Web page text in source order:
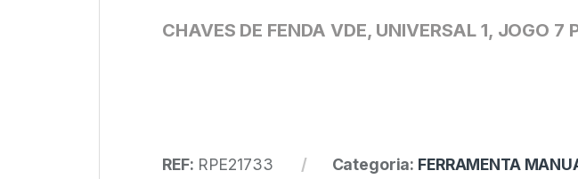
CHAVES DE FENDA VDE, UNIVERSAL 1, JOGO 7
REF: RPE21733 Categoria: FERRAMENTA